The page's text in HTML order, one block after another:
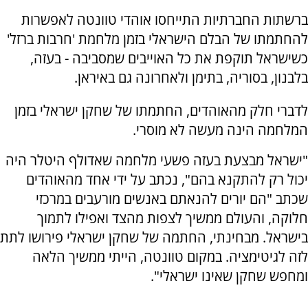
ברשתות החברתיות התייחסו אוהדי טוונטה לאפשרות
להחתמתו של הבלם הישראלי בזמן מלחמת 'חרבות ברזל'
כשישראל תוקפת את כל האוייבים שמסביבה - בעזה,
בלבנון, בסוריה, בתימן ולאחרונה גם באיראן.
לדברי חלק מהאוהדים, החתמתו של שחקן ישראלי בזמן
המלחמה הינה מעשה לא מוסרי.
"ישראל מבצעת בעזה פשעי מלחמה שאדולף היטלר היה
יכול רק להתקנא בהם", נכתב על ידי אחד מהאוהדים
שכתב "הם יורים להנאתם באנשים מורעבים במרכזי
חלוקה, והעולם ממשיך לצפות מהצד ואפילו לתמוך
בישראל. מבחינתי, החתמה של שחקן ישראלי פירושו לתת
לזה לגיטימציה. במקום טוונטה, הייתי ממשיך הלאה
ומחפש שחקן שאינו ישראלי".